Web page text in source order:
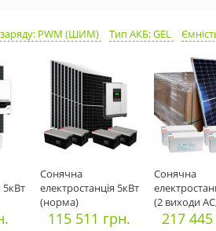
PWM (ШИМ) Тип АКБ: GEL
5кВт
Cонячна
електростанція 5кВт
(норма)
115 511 грн.
Cонячна
(2 виходи
217